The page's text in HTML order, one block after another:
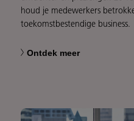
houd je medewerkers
toekomstbestendige business.
Ontdek meer